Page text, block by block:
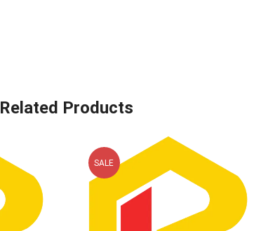
Related Products
SALE